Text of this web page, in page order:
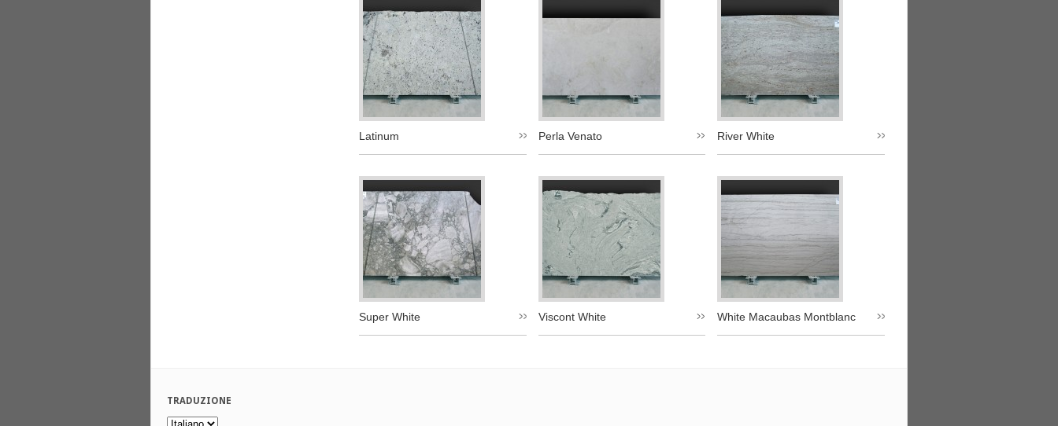
Latinum Perla Venato River White
Super White Viscont White White Macaubas Montblanc
TRADUZIONE